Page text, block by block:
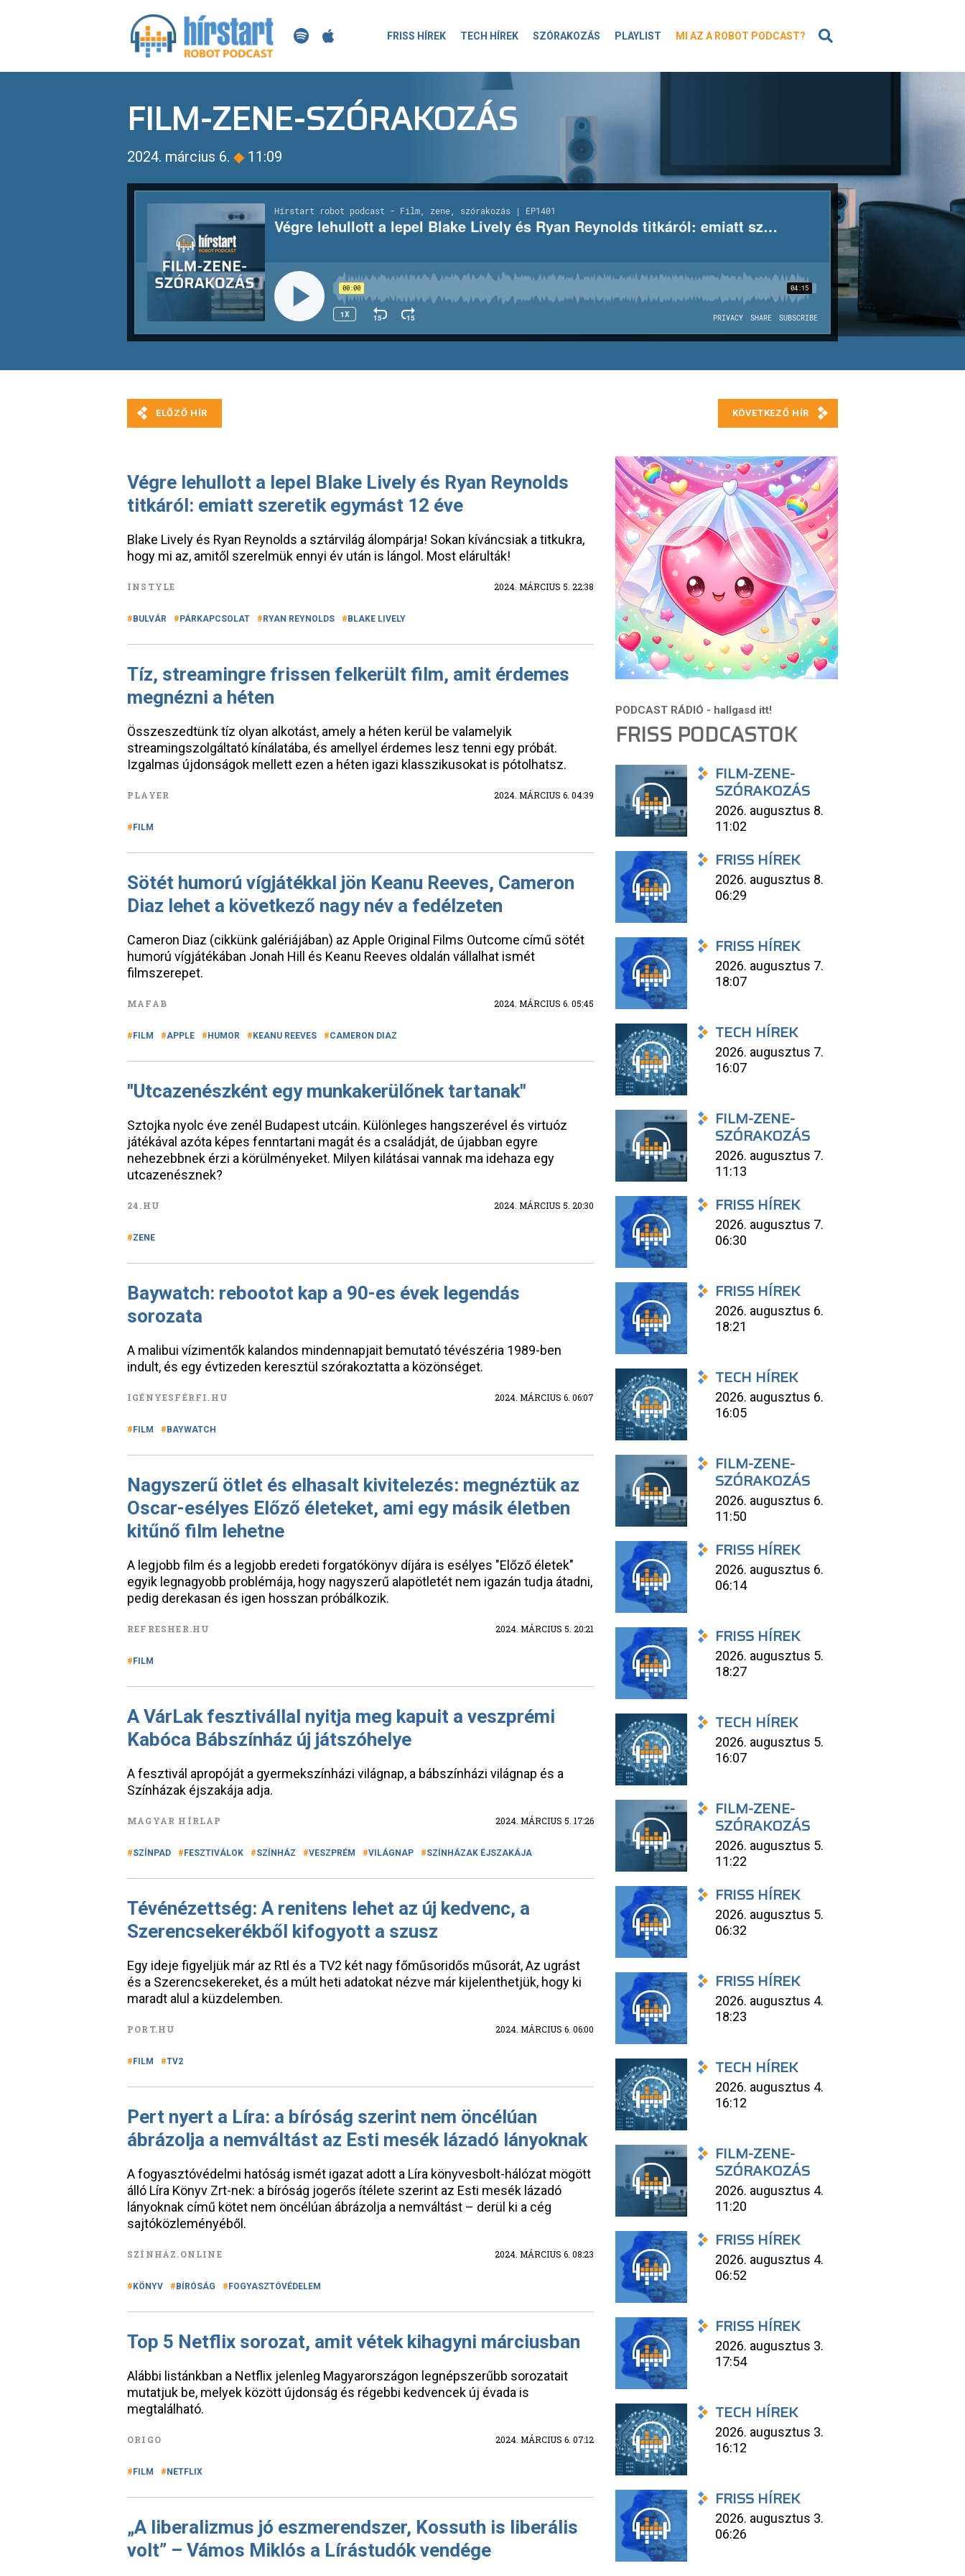
FRISS HÍREK TECH HÍREK SZÓRAKOZÁS PLAYLIST MI AZ A ROBOT PODCAST?
FILM-ZENE-SZÓRAKOZÁS
2024. március 6. ◆ 11:09
Végre lehullott a lepel Blake Lively és Ryan Reynolds
titkáról: emiatt szeretik egymást 12 éve
Blake Lively és Ryan Reynolds a sztárvilág álompárja! Sokan kíváncsiak a titkukra,
hogy mi az, amitől szerelmük ennyi év után is lángol. Most elárulták!
INSTYLE 2024. MÁRCIUS 5. 22:38
BULVÁR PÁRKAPCSOLAT RYAN REYNOLDS BLAKE LIVELY
Tíz, streamingre frissen felkerült film, amit érdemes
megnézni a héten
Összeszedtünk tíz olyan alkotást, amely a héten kerül be valamelyik
streamingszolgáltató kínálatába, és amellyel érdemes lesz tenni egy próbát.
Izgalmas újdonságok mellett ezen a héten igazi klasszikusokat is pótolhatsz.
PLAYER 2024. MÁRCIUS 6. 04:39
FILM
Sötét humorú vígjátékkal jön Keanu Reeves, Cameron
Diaz lehet a következő nagy név a fedélzeten
Cameron Diaz (cikkünk galériájában) az Apple Original Films Outcome című sötét
humorú vígjátékában Jonah Hill és Keanu Reeves oldalán vállalhat ismét
filmszerepet.
MAFAB 2024. MÁRCIUS 6. 05:45
FILM APPLE HUMOR KEANU REEVES CAMERON DIAZ
"Utcazenészként egy munkakerülőnek tartanak"
Sztojka nyolc éve zenél Budapest utcáin. Különleges hangszerével és virtuóz
játékával azóta képes fenntartani magát és a családját, de újabban egyre
nehezebbnek érzi a körülményeket. Milyen kilátásai vannak ma idehaza egy
utcazenésznek?
24.HU 2024. MÁRCIUS 5. 20:30
ZENE
Baywatch: rebootot kap a 90-es évek legendás
sorozata
A malibui vízimentők kalandos mindennapjait bemutató tévészéria 1989-ben
indult, és egy évtizeden keresztül szórakoztatta a közönséget.
IGÉNYESFÉRFI.HU 2024. MÁRCIUS 6. 06:07
FILM BAYWATCH
Nagyszerű ötlet és elhasalt kivitelezés: megnéztük az
Oscar-esélyes Előző életeket, ami egy másik életben
kitűnő film lehetne
A legjobb film és a legjobb eredeti forgatókönyv díjára is esélyes "Előző életek"
egyik legnagyobb problémája, hogy nagyszerű alapötletét nem igazán tudja átadni,
pedig derekasan és igen hosszan próbálkozik.
REFRESHER.HU 2024. MÁRCIUS 5. 20:21
FILM
A VárLak fesztivállal nyitja meg kapuit a veszprémi
Kabóca Bábszínház új játszóhelye
A fesztivál apropóját a gyermekszínházi világnap, a bábszínházi világnap és a
Színházak éjszakája adja.
MAGYAR HÍRLAP 2024. MÁRCIUS 5. 17:26
SZÍNPAD FESZTIVÁLOK SZÍNHÁZ VESZPRÉM VILÁGNAP SZÍNHÁZAK ÉJSZAKÁJA
Tévénézettség: A renitens lehet az új kedvenc, a
Szerencsekerékből kifogyott a szusz
Egy ideje figyeljük már az Rtl és a TV2 két nagy főműsoridős műsorát, Az ugrást
és a Szerencsekereket, és a múlt heti adatokat nézve már kijelenthetjük, hogy ki
maradt alul a küzdelemben.
PORT.HU 2024. MÁRCIUS 6. 06:00
FILM TV2
Pert nyert a Líra: a bíróság szerint nem öncélúan
ábrázolja a nemváltást az Esti mesék lázadó lányoknak
A fogyasztóvédelmi hatóság ismét igazat adott a Líra könyvesbolt-hálózat mögött
álló Líra Könyv Zrt-nek: a bíróság jogerős ítélete szerint az Esti mesék lázadó
lányoknak című kötet nem öncélúan ábrázolja a nemváltást – derül ki a cég
sajtóközleményéből.
SZÍNHÁZ.ONLINE 2024. MÁRCIUS 6. 08:23
KÖNYV BÍRÓSÁG FOGYASZTÓVÉDELEM
Top 5 Netflix sorozat, amit vétek kihagyni márciusban
Alábbi listánkban a Netflix jelenleg Magyarországon legnépszerűbb sorozatait
mutatjuk be, melyek között újdonság és régebbi kedvencek új évada is
megtalálható.
ORIGO 2024. MÁRCIUS 6. 07:12
FILM NETFLIX
„A liberalizmus jó eszmerendszer, Kossuth is liberális
volt” – Vámos Miklós a Lírástudók vendége
FRISS PODCASTOK
FILM-ZENE-
SZÓRAKOZÁS
2026. augusztus 8.
11:02
FRISS HÍREK
2026. augusztus 8.
06:29
FRISS HÍREK
2026. augusztus 7.
18:07
TECH HÍREK
2026. augusztus 7.
16:07
FILM-ZENE-
SZÓRAKOZÁS
2026. augusztus 7.
11:13
FRISS HÍREK
2026. augusztus 7.
06:30
FRISS HÍREK
2026. augusztus 6.
18:21
TECH HÍREK
2026. augusztus 6.
16:05
FILM-ZENE-
SZÓRAKOZÁS
2026. augusztus 6.
11:50
FRISS HÍREK
2026. augusztus 6.
06:14
FRISS HÍREK
2026. augusztus 5.
18:27
TECH HÍREK
2026. augusztus 5.
16:07
FILM-ZENE-
SZÓRAKOZÁS
2026. augusztus 5.
11:22
FRISS HÍREK
2026. augusztus 5.
06:32
FRISS HÍREK
2026. augusztus 4.
18:23
TECH HÍREK
2026. augusztus 4.
16:12
FILM-ZENE-
SZÓRAKOZÁS
2026. augusztus 4.
11:20
FRISS HÍREK
2026. augusztus 4.
06:52
FRISS HÍREK
2026. augusztus 3.
17:54
TECH HÍREK
2026. augusztus 3.
16:12
FRISS HÍREK
2026. augusztus 3.
06:26